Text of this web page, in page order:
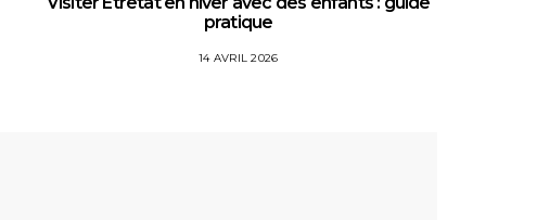
pratique
14 AVRIL 2026